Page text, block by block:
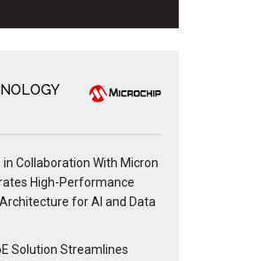
Collaboration With Micron
High-Performance
for AI and Data
Solution Streamlines